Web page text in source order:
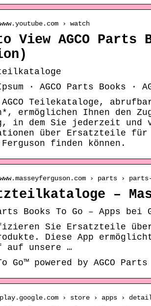
› watch
View AGCO Parts
· AGCO Parts Books ·
AGCO Teilekataloge,
ermöglichen Ihnen den
in dem Sie jederzeit und
über Ersatzteile für
Ferguson finden können.
› parts ›
–
Books To Go – Apps bei
Sie Ersatzteile
Diese App
auf unsere …
Go™ powered by AGCO Parts
› store › apps ›